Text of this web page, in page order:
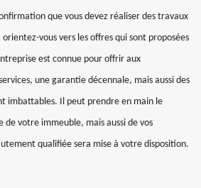
que vous devez réaliser des travaux
vous vers les offres qui sont proposées
est connue pour offrir aux
une garantie décennale, mais aussi des
imbattables. Il peut prendre en main le
votre immeuble, mais aussi de vos
qualifiée sera mise à votre disposition.